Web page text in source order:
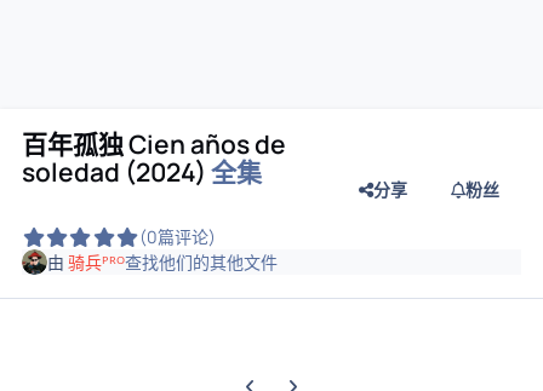
百年孤独 Cien años de
soledad (2024)全集
(0篇评论)
分享 粉丝
由骑兵ᴾᴿᴼ查找他们的其他文件
上一张轮播幻灯片
下一张轮播幻灯片